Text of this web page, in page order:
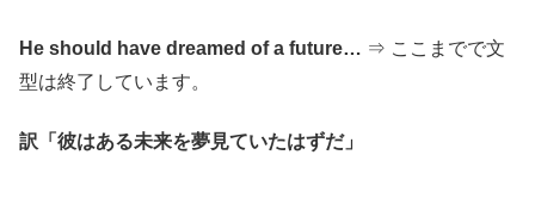
He should have dreamed of a future… ⇒ ここまでで文
型は終了しています。
訳「彼はある未来を夢見ていたはずだ」